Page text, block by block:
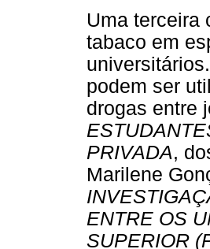
Uma terceira
tabaco em
podem ser
drogas entre
PRIVADA,
Marilene
ENTRE OS
SUPERIOR